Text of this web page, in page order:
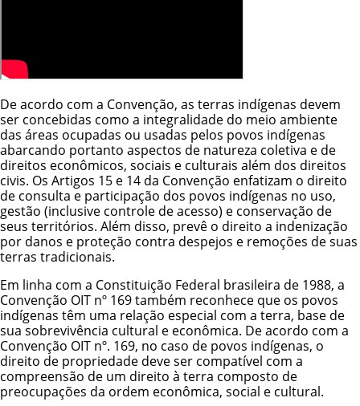
De acordo com a Convenção, as terras indígenas devem
ser concebidas como a integralidade do meio ambiente
das áreas ocupadas ou usadas pelos povos indígenas
abarcando portanto aspectos de natureza coletiva e de
direitos econômicos, sociais e culturais além dos direitos
civis. Os Artigos 15 e 14 da Convenção enfatizam o direito
de consulta e participação dos povos indígenas no uso,
gestão (inclusive controle de acesso) e conservação de
seus territórios. Além disso, prevê o direito a indenização
por danos e proteção contra despejos e remoções de suas
terras tradicionais.
Em linha com a Constituição Federal brasileira de 1988, a
Convenção OIT nº 169 também reconhece que os povos
indígenas têm uma relação especial com a terra, base de
sua sobrevivência cultural e econômica. De acordo com a
Convenção OIT nº. 169, no caso de povos indígenas, o
direito de propriedade deve ser compatível com a
compreensão de um direito à terra composto de
preocupações da ordem econômica, social e cultural.